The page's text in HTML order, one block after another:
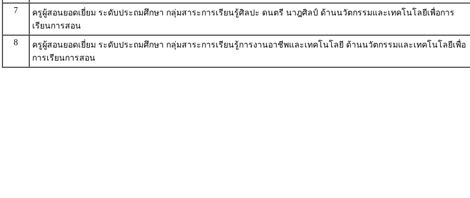
7
ครูผู้สอนยอดเยี่ยม ระดับประถมศึกษา กลุ่มสาระการเรียนรู้ศิลปะ ดนตรี นาฎศิลป์ ด้านนวัตกรรมและเทคโนโลยีเพื่อการ
เรียนการสอน
8
ครูผู้สอนยอดเยี่ยม ระดับประถมศึกษา กลุ่มสาระการเรียนรู้การงานอาชีพและเทคโนโลยี ด้านนวัตกรรมและเทคโนโลยีเพื่อ
การเรียนการสอน